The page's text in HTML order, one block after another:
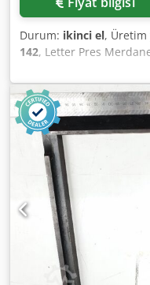
Durum: ikinci el, Üretim
142, Letter Pres
70mm - maks. 260 x
5.500 sph Dedpfx
340mm İskelet
aksesuarlarla birlikte
ile Online-Video-
oluruz - daha fazla
İncelenebilir Stokta